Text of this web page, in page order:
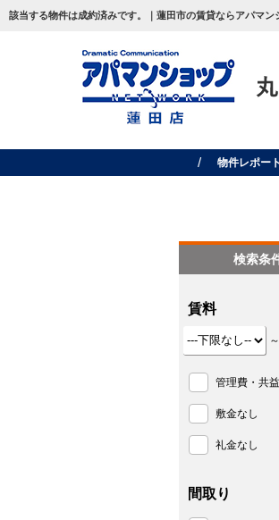
該当する物件は成約済みです。｜蓮田市の賃貸ならアパマ
物件レポート
検索条
賃料
～
管理費・共
敷金なし
礼金なし
間取り